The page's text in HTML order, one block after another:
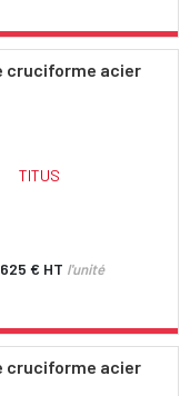
cruciforme acier
TITUS
€ HT l'unité
cruciforme acier